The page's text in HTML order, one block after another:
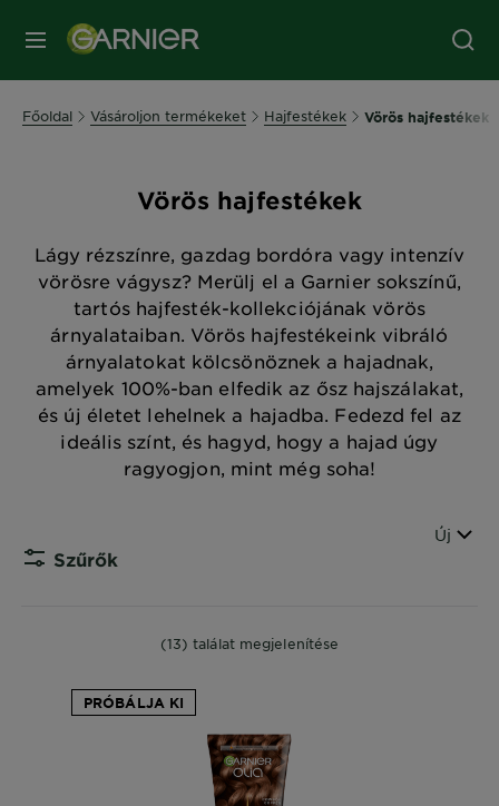
MENÜ
Főoldal Vásároljon termékeket Hajfestékek Vörös hajfestékek
Vörös hajfestékek
Lágy rézszínre, gazdag bordóra vagy intenzív
vörösre vágysz? Merülj el a Garnier sokszínű,
tartós hajfesték-kollekciójának vörös
árnyalataiban. Vörös hajfestékeink vibráló
árnyalatokat kölcsönöznek a hajadnak,
amelyek 100%-ban elfedik az ősz hajszálakat,
és új életet lehelnek a hajadba. Fedezd fel az
ideális színt, és hagyd, hogy a hajad úgy
ragyogjon, mint még soha!
Szűrők
Sorrend
Új
(13) találat megjelenítése
PRÓBÁLJA KI